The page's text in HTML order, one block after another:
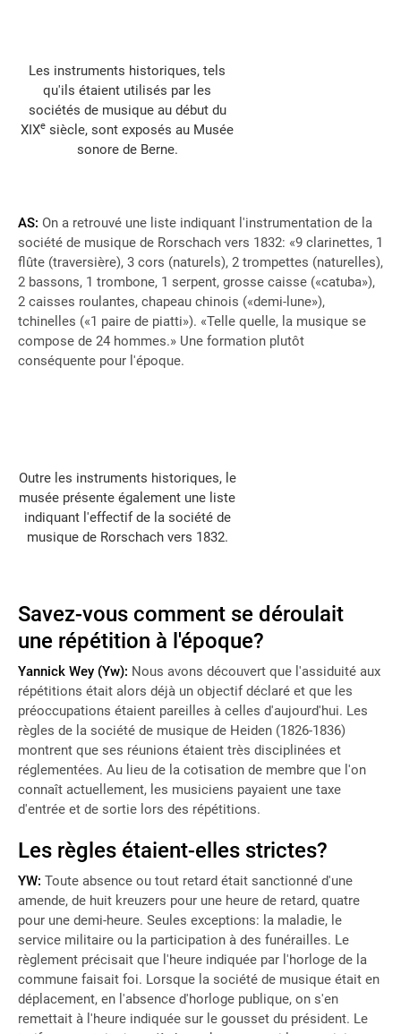
Les instruments historiques, tels
qu'ils étaient utilisés par les
sociétés de musique au début du
XIXe siècle, sont exposés au Musée
sonore de Berne.
AS: On a retrouvé une liste indiquant l'instrumentation de la
société de musique de Rorschach vers 1832: «9 clarinettes, 1
flûte (traversière), 3 cors (naturels), 2 trompettes (naturelles),
2 bassons, 1 trombone, 1 serpent, grosse caisse («catuba»),
2 caisses roulantes, chapeau chinois («demi-lune»),
tchinelles («1 paire de piatti»). «Telle quelle, la musique se
compose de 24 hommes.» Une formation plutôt
conséquente pour l'époque.
Outre les instruments historiques, le
musée présente également une liste
indiquant l'effectif de la société de
musique de Rorschach vers 1832.
Savez-vous comment se déroulait
une répétition à l'époque?
Yannick Wey (Yw): Nous avons découvert que l'assiduité aux
répétitions était alors déjà un objectif déclaré et que les
préoccupations étaient pareilles à celles d'aujourd'hui. Les
règles de la société de musique de Heiden (1826-1836)
montrent que ses réunions étaient très disciplinées et
réglementées. Au lieu de la cotisation de membre que l'on
connaît actuellement, les musiciens payaient une taxe
d'entrée et de sortie lors des répétitions.
Les règles étaient-elles strictes?
YW: Toute absence ou tout retard était sanctionné d'une
amende, de huit kreuzers pour une heure de retard, quatre
pour une demi-heure. Seules exceptions: la maladie, le
service militaire ou la participation à des funérailles. Le
règlement précisait que l'heure indiquée par l'horloge de la
commune faisait foi. Lorsque la société de musique était en
déplacement, en l'absence d'horloge publique, on s'en
remettait à l'heure indiquée sur le gousset du président. Le